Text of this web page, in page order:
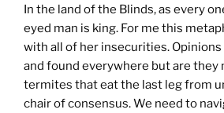
In the land of the Blinds, as every
eyed man is king. For me this
with all of her insecurities. Opinions
and found everywhere but are they
termites that eat the last leg from
chair of consensus. We need to